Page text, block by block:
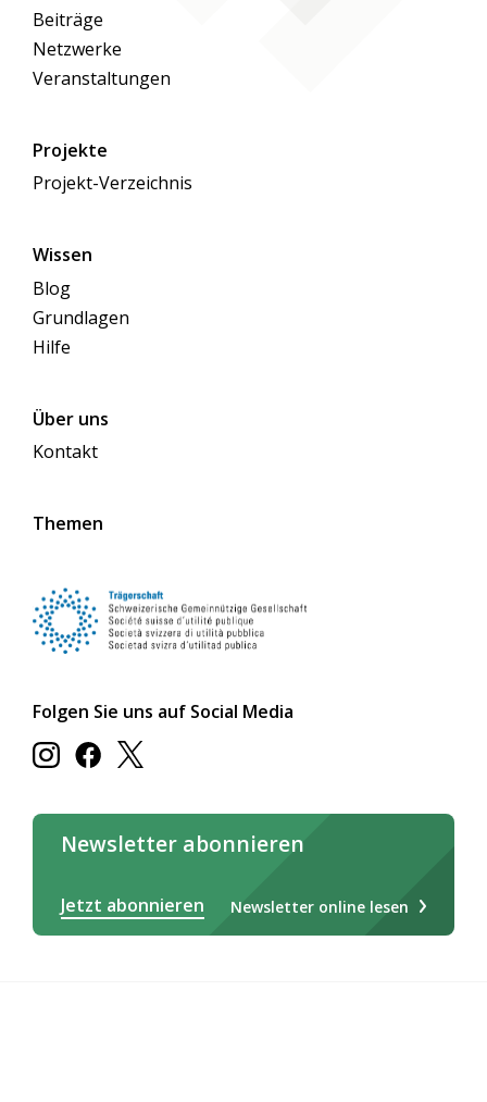
Beiträge
Netzwerke
Veranstaltungen
Projekte
Projekt-Verzeichnis
Wissen
Blog
Grundlagen
Hilfe
Über uns
Kontakt
Themen
Folgen Sie uns auf Social Media
Newsletter abonnieren
Jetzt abonnieren Newsletter online lesen